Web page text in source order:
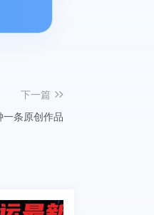
下一篇
一条原创作品